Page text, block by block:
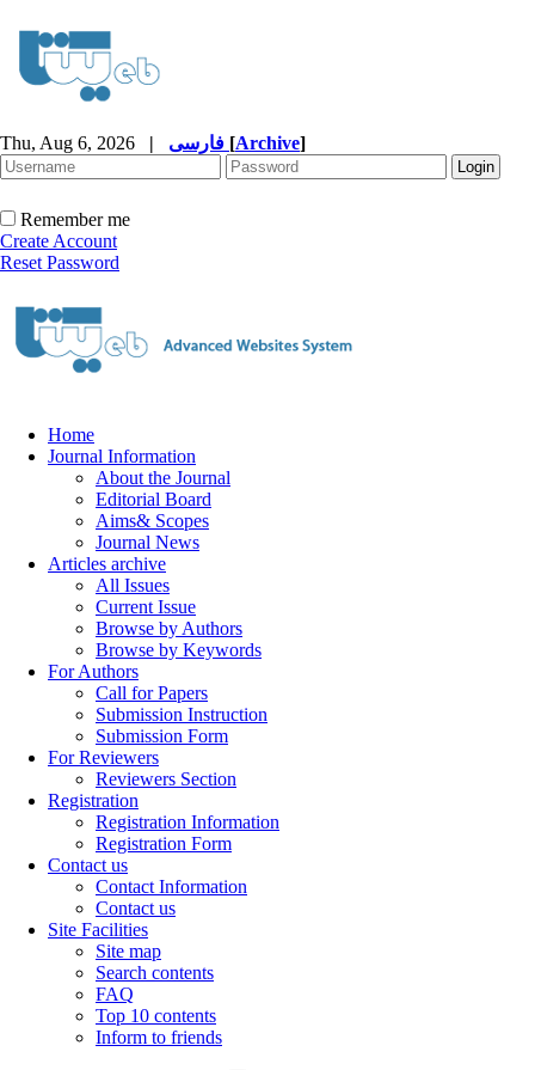
Thu, Aug 6, 2026 | [Archive]
Remember me
Create Account
Reset Password
Home
Journal Information
About the Journal
Editorial Board
Aims& Scopes
Journal News
Articles archive
All Issues
Current Issue
Browse by Authors
Browse by Keywords
For Authors
Call for Papers
Submission Instruction
Submission Form
For Reviewers
Reviewers Section
Registration
Registration Information
Registration Form
Contact us
Contact Information
Contact us
Site Facilities
Site map
Search contents
FAQ
Top 10 contents
Inform to friends